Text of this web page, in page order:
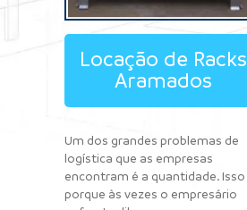
Locação de Racks
Aramados
Um dos grandes problemas de
logística que as empresas
encontram é a quantidade. Isso
porque às vezes o empresário